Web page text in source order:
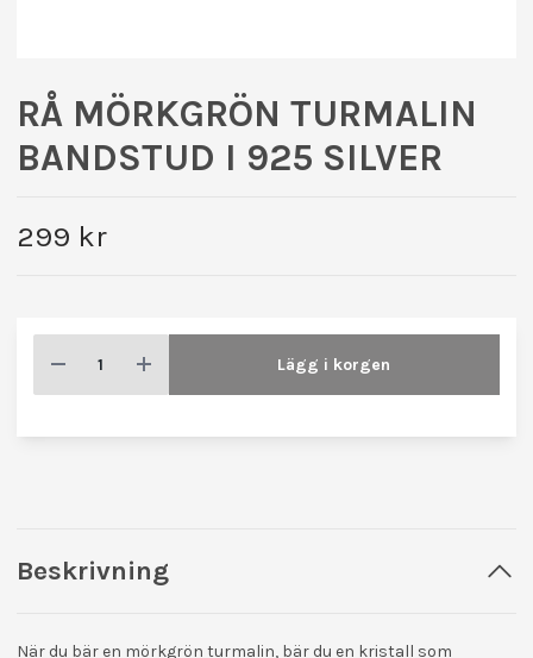
RÅ MÖRKGRÖN TURMALIN
BANDSTUD I 925 SILVER
299 kr
Lägg i korgen
Beskrivning
När du bär en mörkgrön turmalin, bär du en kristall som